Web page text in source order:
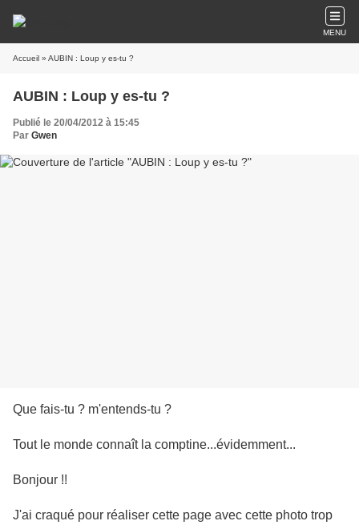
MENU
Accueil » AUBIN : Loup y es-tu ?
AUBIN : Loup y es-tu ?
Publié le 20/04/2012 à 15:45
Par Gwen
Que fais-tu ? m'entends-tu ?
Tout le monde connaît la comptine...évidemment...
Bonjour !!
J'ai craqué pour réaliser cette page avec cette photo trop